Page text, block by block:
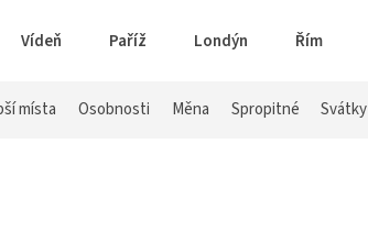
Vídeň Paříž Londýn Řím
místa Osobnosti Měna Spropitné Svátky